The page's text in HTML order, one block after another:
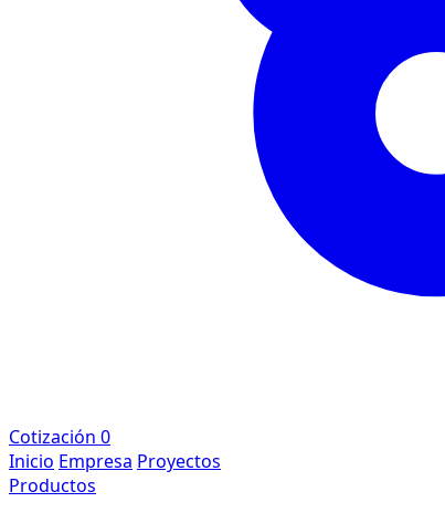
Cotización 0
Inicio Empresa Proyectos
Productos